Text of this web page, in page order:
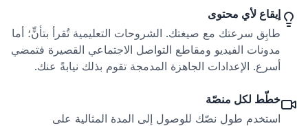
إيقاع لأي محتوى
طابِق سرعتك مع صيغتك. الشروحات التعليمية تُقرأ بتأنٍّ؛ أما
مدونات الفيديو ومقاطع التواصل الاجتماعي القصيرة فتمضي
أسرع. الإعدادات الجاهزة المدمجة تقوم بذلك نيابةً عنك.
خطّط لكل منصّة
استخدم طول نصّك للوصول إلى المدة المثالية على